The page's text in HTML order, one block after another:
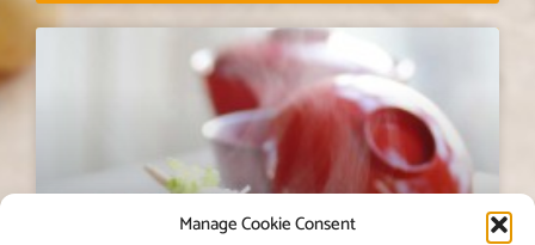
Manage Cookie Consent